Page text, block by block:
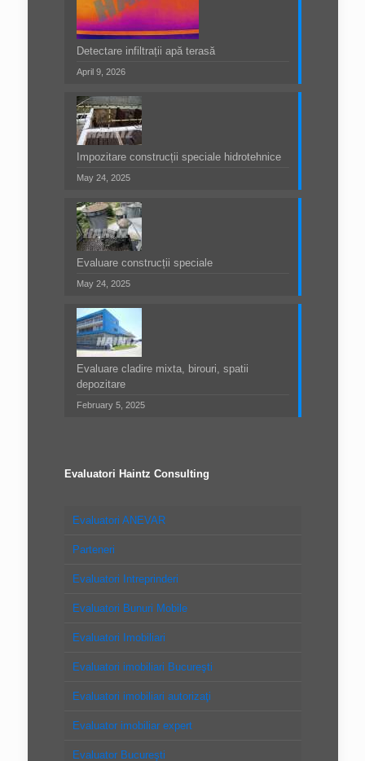
Detectare infiltrații apă terasă
April 9, 2026
Impozitare construcții speciale hidrotehnice
May 24, 2025
Evaluare construcții speciale
May 24, 2025
Evaluare cladire mixta, birouri, spatii
depozitare
February 5, 2025
Evaluatori Haintz Consulting
Evaluatori ANEVAR
Parteneri
Evaluatori Intreprinderi
Evaluatori Bunuri Mobile
Evaluatori Imobiliari
Evaluatori imobiliari Bucureşti
Evaluatori imobiliari autorizaţi
Evaluator imobiliar expert
Evaluator Bucureşti